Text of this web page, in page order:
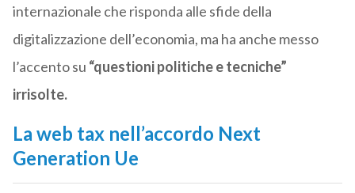
internazionale che risponda alle sfide della
digitalizzazione dell’economia, ma ha anche messo
l’accento su “questioni politiche e tecniche”
irrisolte.
La web tax nell’accordo Next
Generation Ue